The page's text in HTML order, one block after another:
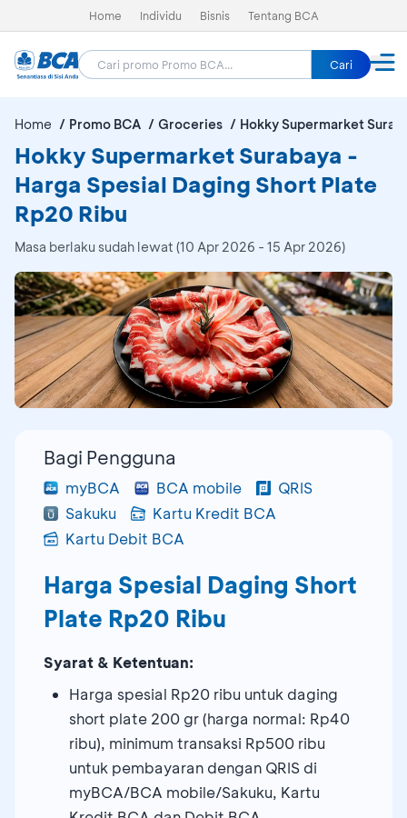
Home Individu Bisnis Tentang BCA
Cari
Home Promo BCA Groceries Hokky Supermarket
Hokky Supermarket Surabaya -
Harga Spesial Daging Short Plate
Rp20 Ribu
Masa berlaku sudah lewat (10 Apr 2026 - 15 Apr 2026)
Bagi Pengguna
myBCA BCA mobile
QRIS
Sakuku
Kartu Kredit BCA
Kartu Debit BCA
Harga Spesial Daging Short
Plate Rp20 Ribu
Syarat & Ketentuan:
Harga spesial Rp20 ribu untuk daging
short plate 200 gr (harga normal: Rp40
ribu), minimum transaksi Rp500 ribu
untuk pembayaran dengan QRIS di
myBCA/BCA mobile/Sakuku, Kartu